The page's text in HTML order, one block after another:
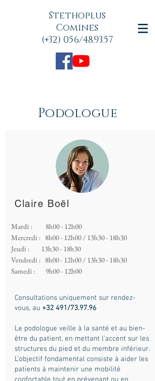
Stethoplus
Comines
(+32) 056/48.93.57
Podologue
Claire Boël
Mardi : 8h00 - 12h00
Mercredi : 8h00 - 12h00 / 13h30 - 18h30
Jeudi : 13h30 - 18h30
Vendredi : 8h00 - 12h00 / 13h30 - 18h30
Samedi : 9h00 - 12h00
Consultations uniquement sur rendez-
vous, au +32 491/73.97.96
Le podologue veille à la santé et au bien-
être du patient, en mettant l’accent sur les
structures du pied et du membre inférieur.
L’objectif fondamental consiste à aider les
patients à maintenir une mobilité